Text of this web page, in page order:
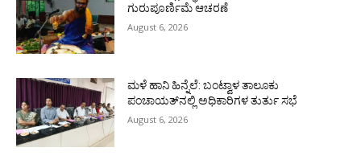
ಗುರುಪೂರ್ಣಿಮೆ ಆಚರಣೆ
August 6, 2026
ಮಳೆ ಹಾನಿ ಹಿನ್ನೆಲೆ: ಬಂಟ್ವಾಳ ತಾಲೂಕು
ಪಂಚಾಯತ್‌ನಲ್ಲಿ ಅಧಿಕಾರಿಗಳ ತುರ್ತು ಸಭೆ
August 6, 2026